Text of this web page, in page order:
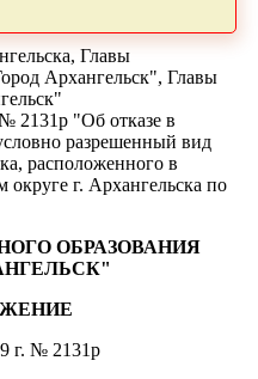
Главы
Архангельск", Главы
2131р "Об отказе в
разрешенный вид
расположенного в
г. Архангельска по
ОБРАЗОВАНИЯ
г. № 2131р